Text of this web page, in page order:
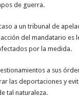
de guerra.
a un tribunal de
del mandatario
por la medida.
a sus
las deportaciones y
tal naturaleza.